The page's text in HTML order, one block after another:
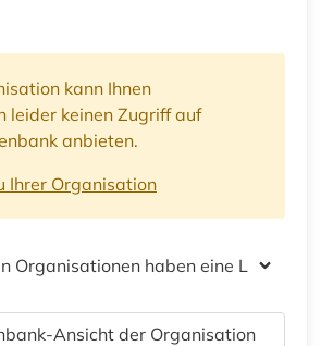
kann Ihnen
leider keinen Zugriff auf
anbieten.
Ihrer Organisation
Organisationen haben eine Lizenz
Ansicht der Organisation